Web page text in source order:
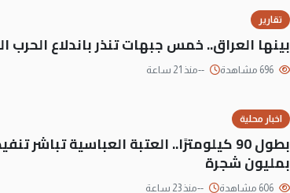
تقارير
بينها العراق.. خمس جبهات تنذر باندلاع الحرب
--منذ 21 ساعة
اخبار محلية
بطول 90 كيلومترًا.. العتبة العباسية
بمليون شجرة
--منذ 23 ساعة